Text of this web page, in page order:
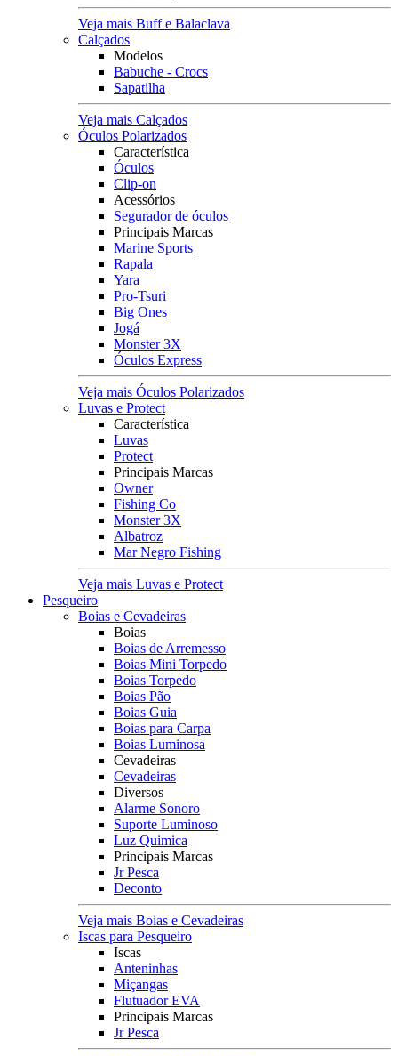
Veja mais Buff e Balaclava
Calçados
Modelos
Babuche - Crocs
Sapatilha
Veja mais Calçados
Óculos Polarizados
Característica
Óculos
Clip-on
Acessórios
Segurador de óculos
Principais Marcas
Marine Sports
Rapala
Yara
Pro-Tsuri
Big Ones
Jogá
Monster 3X
Óculos Express
Veja mais Óculos Polarizados
Luvas e Protect
Característica
Luvas
Protect
Principais Marcas
Owner
Fishing Co
Monster 3X
Albatroz
Mar Negro Fishing
Veja mais Luvas e Protect
Pesqueiro
Boias e Cevadeiras
Boias
Boias de Arremesso
Boias Mini Torpedo
Boias Torpedo
Boias Pão
Boias Guia
Boias para Carpa
Boias Luminosa
Cevadeiras
Cevadeiras
Diversos
Alarme Sonoro
Suporte Luminoso
Luz Quimica
Principais Marcas
Jr Pesca
Deconto
Veja mais Boias e Cevadeiras
Iscas para Pesqueiro
Iscas
Anteninhas
Miçangas
Flutuador EVA
Principais Marcas
Jr Pesca